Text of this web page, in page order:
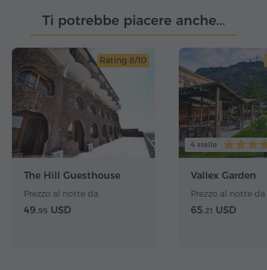
Ti potrebbe piacere anche...
Rating 8/10
The Hill Guesthouse
Prezzo al notte da
49.95 USD
4 stelle
Vallex Garden
Prezzo al notte da
65.21 USD